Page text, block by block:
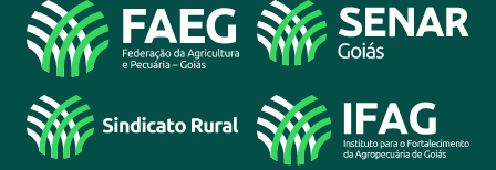
Acesso à Informação
@sistemafaeg
/SistemaFaeg
/sistemafaeg
/SistemaFaeg